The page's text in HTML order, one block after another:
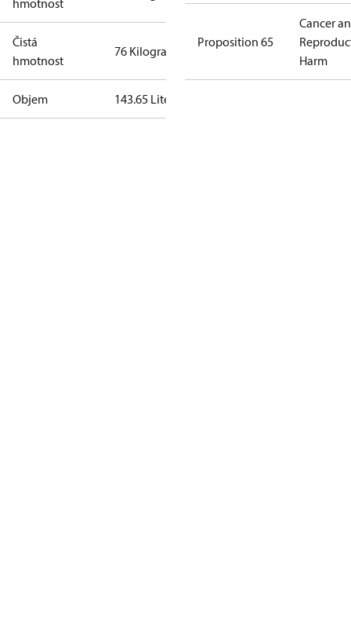
hmotnost
Čistá
hmotnost
76 Kilogram
Objem 143.65 Liter
Proposition 65
Cancer
Harm